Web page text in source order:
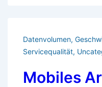
Datenvolumen,
Servicequalität,
Mobiles